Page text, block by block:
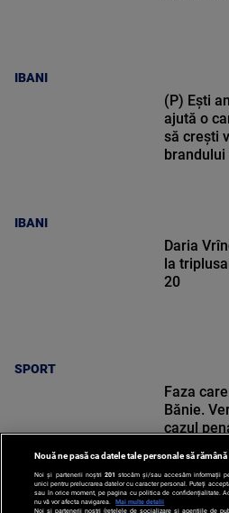
IBANI
IBANI
(P) Ești
ajută o
să crești
brandului
SPORT
Daria
la
20
Faza
Bănie.
cazul
Nouă ne pasă ca datele tale personale să
Noi și partenerii noștri 201 stocăm și/sau accesăm informații
unici pentru prelucrarea datelor cu caracter personal. Puteți
sau în orice moment, pe pagina cu politica de confidențialitate.
nu vă vor afecta navigarea.
Mai multe detalii
Noi si partenerii nostri (retelele de socializare si agentiile de